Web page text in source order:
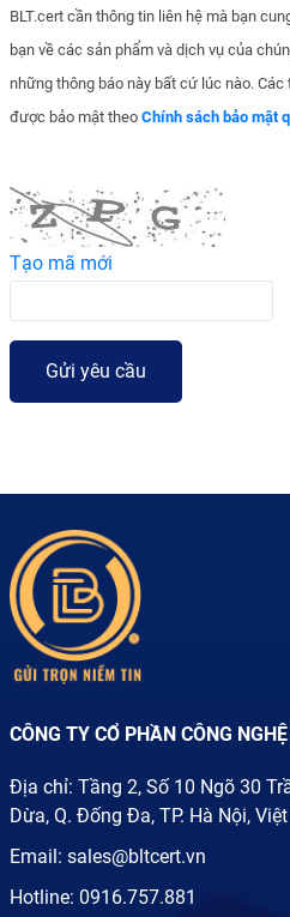
BLT.cert cần thông tin liên hệ mà bạn
bạn về các sản phẩm và dịch vụ của
những thông báo này bất cứ lúc nào.
được bảo mật theo Chính sách bảo mật
Tạo mã mới
CÔNG TY CỔ PHẦN CÔNG
Địa chỉ: Tầng 2, Số 10 Ngõ 30
Dừa, Q. Đống Đa, TP. Hà Nội,
Email: sales@bltcert.vn
Hotline: 0916.757.881